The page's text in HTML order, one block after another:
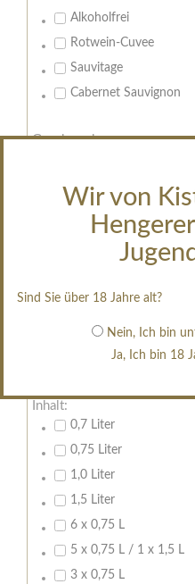
Wir von
Sind Sie über 18 Jahre alt?
Nein, Ich bin
Ja, Ich bin 18
Alkoholfrei
Rotwein-Cuvee
Sauvitage
Cabernet Sauvignon
Geschmack:
feinherb
halbtrocken
restsüß
im Holzfass gereift
erfrischend, nicht zu
Inhalt:
0,7 Liter
0,75 Liter
1,0 Liter
1,5 Liter
6 x 0,75 L
5 x 0,75 L / 1 x 1,5 L
3 x 0,75 L